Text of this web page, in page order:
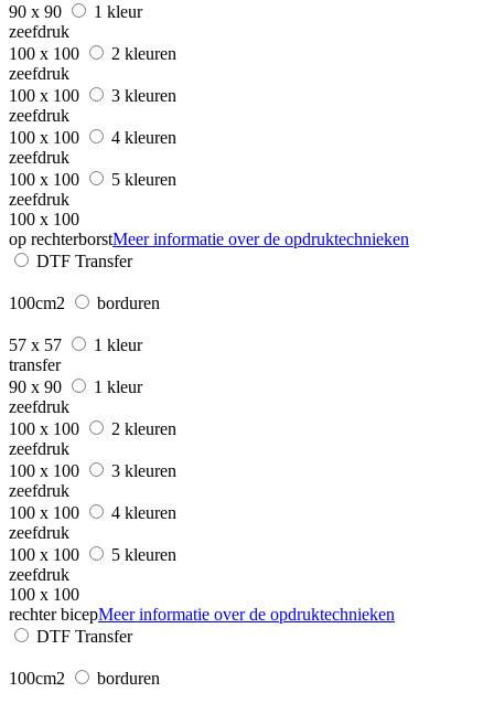
90 x 90
1 kleur
zeefdruk
100 x 100
2 kleuren
zeefdruk
100 x 100
3 kleuren
zeefdruk
100 x 100
4 kleuren
zeefdruk
100 x 100
5 kleuren
zeefdruk
100 x 100
op rechterborstMeer informatie over de opdruktechnieken
DTF Transfer
100cm2 borduren
57 x 57
1 kleur
transfer
90 x 90
1 kleur
zeefdruk
100 x 100
2 kleuren
zeefdruk
100 x 100
3 kleuren
zeefdruk
100 x 100
4 kleuren
zeefdruk
100 x 100
5 kleuren
zeefdruk
100 x 100
rechter bicepMeer informatie over de opdruktechnieken
DTF Transfer
100cm2 borduren